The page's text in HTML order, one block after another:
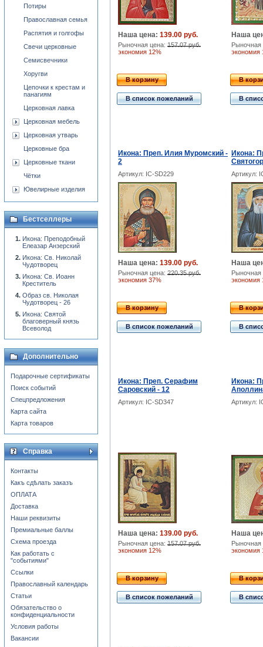
Наша цена: 139.00 руб.
Рыночная цена: 157.07 руб.
экономия 12%
Наша
экономия
В корзину
В список пожеланий
В
В
Икона: Преп. Илия Муромский -
2
Икона:
Артикул: IC-SD229 Артикул:
Наша цена: 139.00 руб.
Рыночная цена: 220.35 руб.
экономия 37%
Наша
экономия
В корзину
В список пожеланий
В
В
Икона: Преп. Серафим
Саровский - 12
Икона:
Артикул: IC-SD347 Артикул:
Наша цена: 139.00 руб.
Рыночная цена: 157.07 руб.
экономия 12%
Наша
экономия
В корзину
В список пожеланий
В
В
Потиры
Православная семья
Распятия и голгофы
Свечи церковные
Семисвечники
Хоругви
Цепочки к крестам и
панагиям
Церковная лавка
Церковная мебель
Церковная утварь
Церковные бра
Церковные ткани
Чётки
Ювелирные изделия
Бестселлеры
Икона: Преподобный
Елеазар Анзерский
Икона: Св. Николай
Чудотворец
Икона: Св. Иоанн
Креститель
Образ св. Николая
Чудотворец - 26
Икона: Святой
благоверный князь
Всеволод
Дополнительно
Подарочные сертификаты
Поиск событий
Спецпредложения
Карта сайта
Карта товаров
Справка
Контакты
Какъ сдѣлать заказъ
ОПЛАТА
Доставка
Наши реквизиты
Премиальные баллы
Схема проезда
Как работать с
"событиями"
Ссылки
Православный календарь
Статьи
Обязательство о
конфиденциальности
Условия работы
Вакансии